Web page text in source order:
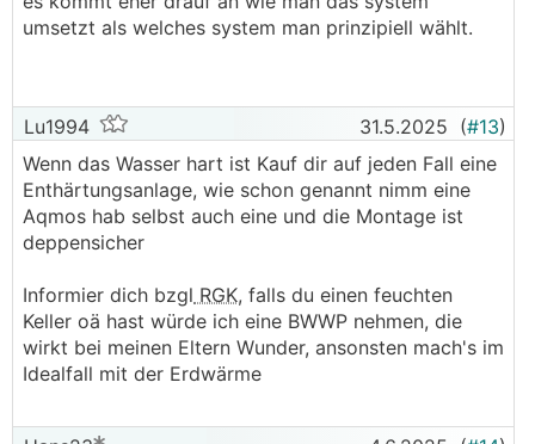
umsetzt als welches system man prinzipiell wählt.
Lu1994 31.5.2025 (#13)
Wenn das Wasser hart ist Kauf dir auf jeden Fall eine
Enthärtungsanlage, wie schon genannt nimm eine
Aqmos hab selbst auch eine und die Montage ist
deppensicher
Informier dich bzgl RGK, falls du einen feuchten
Keller oä hast würde ich eine BWWP nehmen, die
wirkt bei meinen Eltern Wunder, ansonsten mach's im
Idealfall mit der Erdwärme